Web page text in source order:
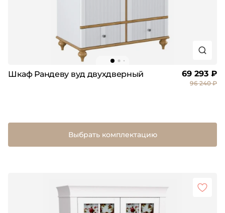
Шкаф Рандеву вуд двухдверный 69 293 ₽
96 240 ₽
Выбрать комплектацию